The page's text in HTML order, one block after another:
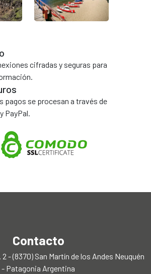
cifradas y seguras para
pagos se procesan a través de
PayPal.
Contacto
2 - (8370) San Martín de los Andes Neuquén
- Patagonia Argentina